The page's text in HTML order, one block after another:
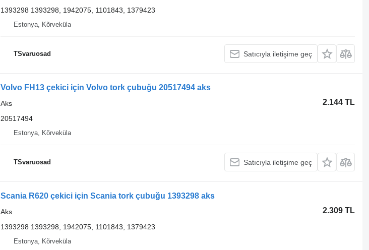
1393298 1393298, 1942075, 1101843, 1379423
Estonya, Kõrveküla
TSvaruosad Satıcıyla iletişime geç
Volvo FH13 çekici için Volvo tork çubuğu 20517494 aks
2.144 TL
Aks
20517494
Estonya, Kõrveküla
TSvaruosad Satıcıyla iletişime geç
Scania R620 çekici için Scania tork çubuğu 1393298 aks
2.309 TL
Aks
1393298 1393298, 1942075, 1101843, 1379423
Estonya, Kõrveküla